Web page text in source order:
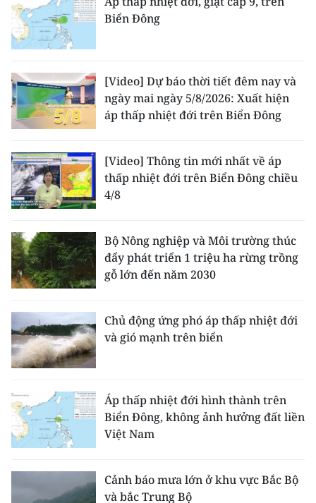
Biển Đông
[Video] Dự báo thời tiết đêm nay và
ngày mai ngày 5/8/2026: Xuất hiện
áp thấp nhiệt đới trên Biển Đông
[Video] Thông tin mới nhất về áp
thấp nhiệt đới trên Biển Đông chiều
4/8
Bộ Nông nghiệp và Môi trường thúc
đẩy phát triển 1 triệu ha rừng trồng
gỗ lớn đến năm 2030
Chủ động ứng phó áp thấp nhiệt đới
và gió mạnh trên biển
Áp thấp nhiệt đới hình thành trên
Biển Đông, không ảnh hưởng đất liền
Việt Nam
Cảnh báo mưa lớn ở khu vực Bắc Bộ
và bắc Trung Bộ